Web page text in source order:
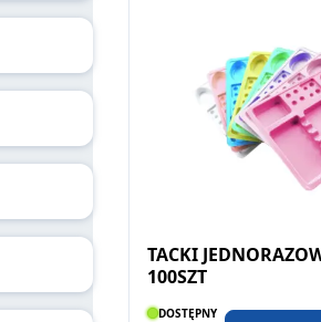
TACKI
100SZT
DOSTĘPNY